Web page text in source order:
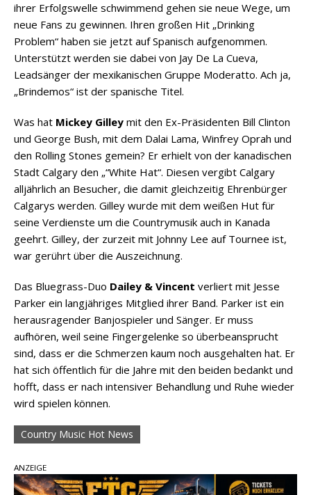
ihrer Erfolgswelle schwimmend gehen sie neue Wege, um
neue Fans zu gewinnen. Ihren großen Hit „Drinking
Problem“ haben sie jetzt auf Spanisch aufgenommen.
Unterstützt werden sie dabei von Jay De La Cueva,
Leadsänger der mexikanischen Gruppe Moderatto. Ach ja,
„Brindemos“ ist der spanische Titel.
Was hat Mickey Gilley mit den Ex-Präsidenten Bill Clinton
und George Bush, mit dem Dalai Lama, Winfrey Oprah und
den Rolling Stones gemein? Er erhielt von der kanadischen
Stadt Calgary den „“White Hat“. Diesen vergibt Calgary
alljährlich an Besucher, die damit gleichzeitig Ehrenbürger
Calgarys werden. Gilley wurde mit dem weißen Hut für
seine Verdienste um die Countrymusik auch in Kanada
geehrt. Gilley, der zurzeit mit Johnny Lee auf Tournee ist,
war gerührt über die Auszeichnung.
Das Bluegrass-Duo Dailey & Vincent verliert mit Jesse
Parker ein langjähriges Mitglied ihrer Band. Parker ist ein
herausragender Banjospieler und Sänger. Er muss
aufhören, weil seine Fingergelenke so überbeansprucht
sind, dass er die Schmerzen kaum noch ausgehalten hat. Er
hat sich öffentlich für die Jahre mit den beiden bedankt und
hofft, dass er nach intensiver Behandlung und Ruhe wieder
wird spielen können.
Country Music Hot News
ANZEIGE